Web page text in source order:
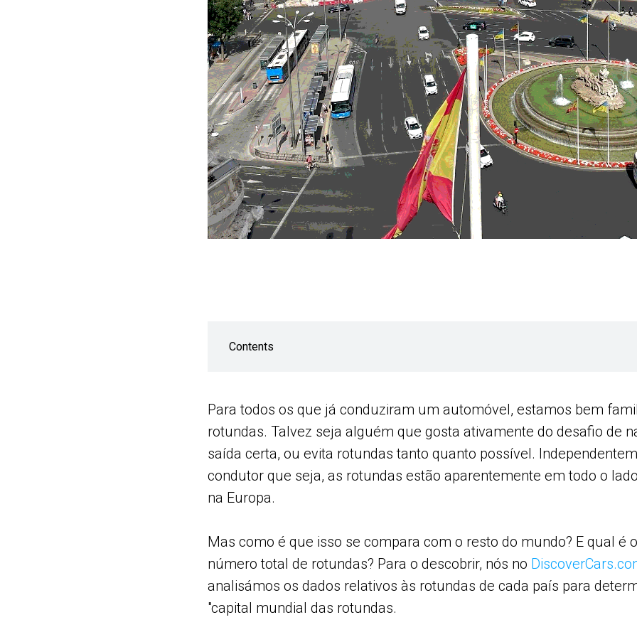
Contents
Para todos os que já conduziram um automóvel, estamos bem
rotundas. Talvez seja alguém que gosta ativamente do desafio de
saída certa, ou evita rotundas tanto quanto possível.
condutor que seja, as rotundas estão aparentemente em todo o
na Europa.
Mas como é que isso se compara com o resto do mundo? E qual é
número total de rotundas? Para o descobrir, nós no
analisámos os dados relativos às rotundas de cada país para
"capital mundial das rotundas.